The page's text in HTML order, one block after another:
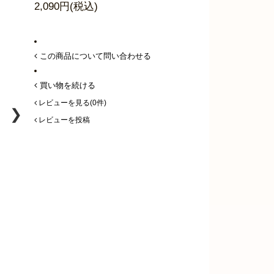
❯
2,090円(税込)
この商品について問い合わせる
買い物を続ける
レビューを見る(0件)
レビューを投稿